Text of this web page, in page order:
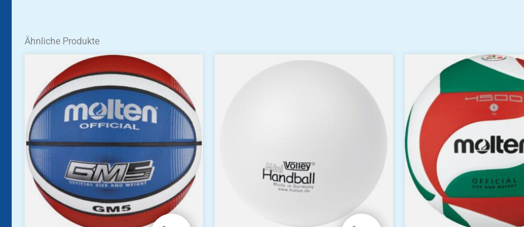
Ähnliche Produkte